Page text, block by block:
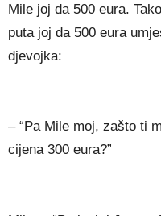
Mile joj da 500 eura.
puta joj da 500 eura
djevojka:
– “Pa Mile moj, zašto ti
cijena 300 eura?”